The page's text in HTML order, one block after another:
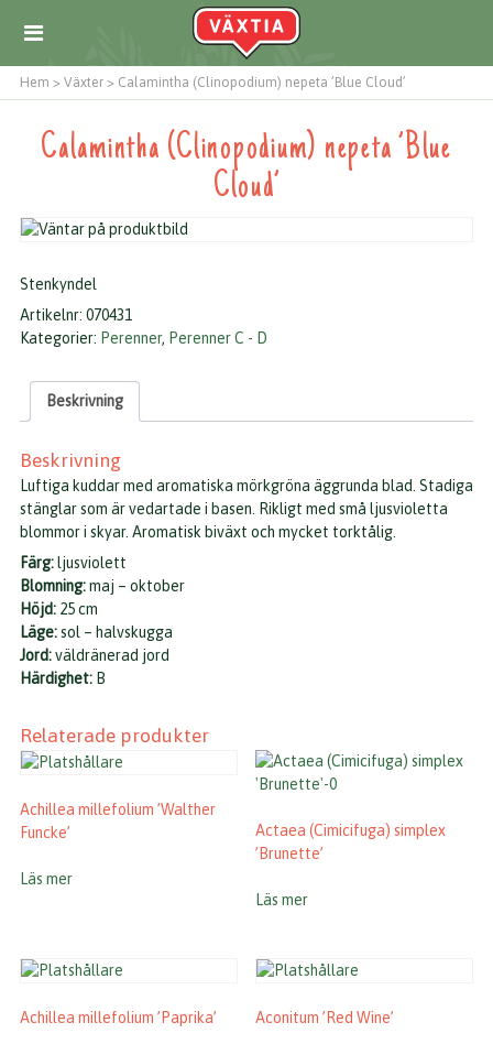
Hem > Växter > Calamintha (Clinopodium) nepeta ’Blue Cloud’
Calamintha (Clinopodium) nepeta ’Blue
Cloud’
Stenkyndel
Artikelnr: 070431
Kategorier: Perenner, Perenner C - D
Beskrivning
Beskrivning
Luftiga kuddar med aromatiska mörkgröna äggrunda blad. Stadiga
stänglar som är vedartade i basen. Rikligt med små ljusvioletta
blommor i skyar. Aromatisk biväxt och mycket torktålig.
Färg: ljusviolett
Blomning:maj – oktober
Höjd: 25 cm
Läge:sol – halvskugga
Jord:väldränerad jord
Härdighet: B
Relaterade produkter
Achillea millefolium ’Walther
Funcke’
Läs mer
Actaea (Cimicifuga) simplex
’Brunette’
Läs mer
Achillea millefolium ’Paprika’ Aconitum ’Red Wine’